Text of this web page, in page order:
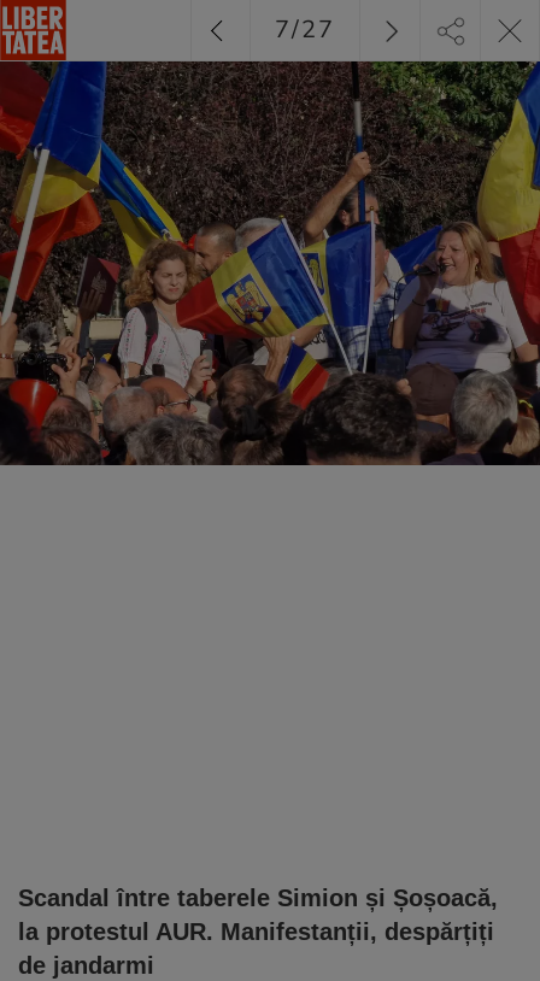
Scandal între taberele Simion și Șoșoacă,
la protestul AUR. Manifestanții, despărțiți
de jandarmi
7/27